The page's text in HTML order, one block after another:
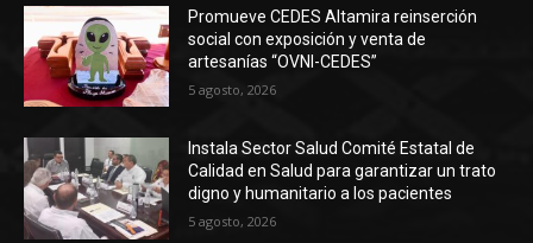
Promueve CEDES Altamira reinserción
social con exposición y venta de
artesanías “OVNI-CEDES”
5 agosto, 2026
Instala Sector Salud Comité Estatal de
Calidad en Salud para garantizar un trato
digno y humanitario a los pacientes
5 agosto, 2026